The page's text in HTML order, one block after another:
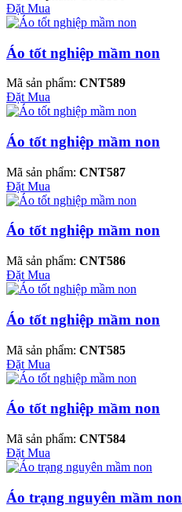
Đặt Mua
Áo tốt nghiệp mầm non
Mã sản phẩm: CNT589
Đặt Mua
Áo tốt nghiệp mầm non
Mã sản phẩm: CNT587
Đặt Mua
Áo tốt nghiệp mầm non
Mã sản phẩm: CNT586
Đặt Mua
Áo tốt nghiệp mầm non
Mã sản phẩm: CNT585
Đặt Mua
Áo tốt nghiệp mầm non
Mã sản phẩm: CNT584
Đặt Mua
Áo trạng nguyên mầm non